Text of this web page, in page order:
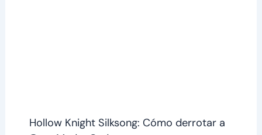
Hollow Knight Silksong: Cómo derrotar a